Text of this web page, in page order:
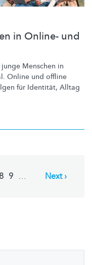
in Online- und
Menschen in
Online und offline
für Identität, Alltag
Page
8 Page
9 …
Next
Next ›